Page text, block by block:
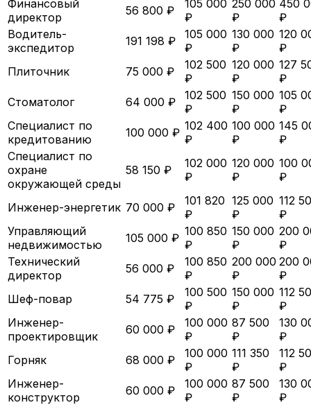
Финансовый
директор
56 800 ₽
105 000
₽
250 000
₽
450
₽
Водитель-
экспедитор
191 198 ₽
105 000
₽
130 000
₽
120
₽
Плиточник
75 000 ₽
102 500
₽
120 000
₽
127
₽
Стоматолог
64 000 ₽
102 500
₽
150 000
₽
105
₽
Специалист по
кредитованию
100 000 ₽ 102 400
₽
100 000
₽
145
₽
Специалист по
охране
окружающей среды
58 150 ₽
102 000
₽
120 000
₽
100
₽
Инженер-энергетик 70 000 ₽
101 820
₽
125 000
₽
112
₽
Управляющий
недвижимостью
105 000 ₽ 100 850
₽
150 000
₽
200
₽
Технический
директор
56 000 ₽
100 850
₽
200 000
₽
200
₽
Шеф-повар
54 775 ₽
100 500
₽
150 000
₽
112
₽
Инженер-
проектировщик
60 000 ₽
100 000
₽
87 500
₽
130
₽
Горняк
68 000 ₽
100 000
₽
111 350
₽
112
₽
Инженер-
конструктор
60 000 ₽
100 000
₽
87 500
₽
130
₽